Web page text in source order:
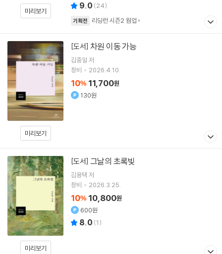
미리보기
9.0 (24)
기획전 리딩런 시즌2 웜업
미리보기
[도서] 차원 이동 가능
김중일 저
창비
2026.4.10.
10% 11,700원
130원
미리보기
[도서] 그날의 초록빛
김용택 저
창비
2026.3.25.
10% 10,800원
600원
8.0 (1)